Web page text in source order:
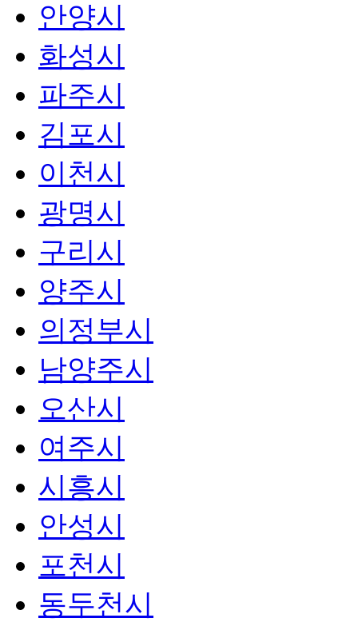
안양시
화성시
파주시
김포시
이천시
광명시
구리시
양주시
의정부시
남양주시
오산시
여주시
시흥시
안성시
포천시
동두천시